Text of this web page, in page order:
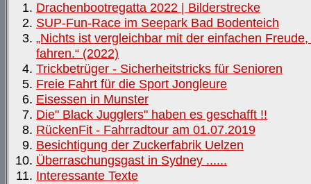
Drachenbootregatta 2022 | Bilderstrecke
SUP-Fun-Race im Seepark Bad Bodenteich
„Nichts ist vergleichbar mit der einfachen
fahren.“ (2022)
Trickbetrüger - Sicherheitstricks für Senioren
Freie Fahrt für die Sport Jongleure
Eisessen in Munster
Die" Black Jugglers" haben es geschafft !!
RückenFit - Fahrradtour am 01.07.2019
Besichtigung der Zuckerfabrik Uelzen
Überraschungsgast in Sydney ......
Interessante Texte